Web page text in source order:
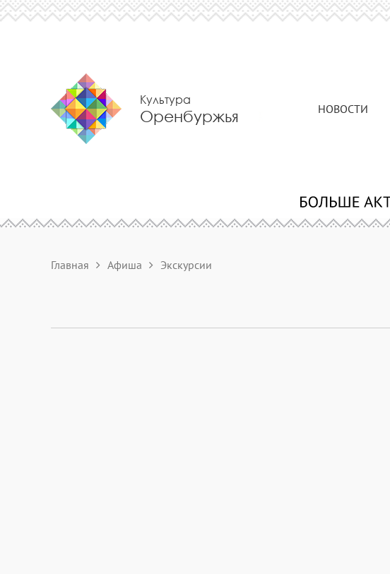
Культура
Оренбуржья НОВОСТИ
Главная Афиша Экскурсии